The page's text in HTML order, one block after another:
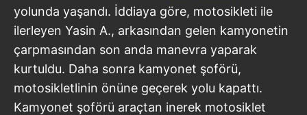
yolunda yaşandı. İddiaya göre, motosikleti ile
ilerleyen Yasin A., arkasından gelen kamyonetin
çarpmasından son anda manevra yaparak
kurtuldu. Daha sonra kamyonet şoförü,
motosikletlinin önüne geçerek yolu kapattı.
Kamyonet şoförü araçtan inerek motosiklet